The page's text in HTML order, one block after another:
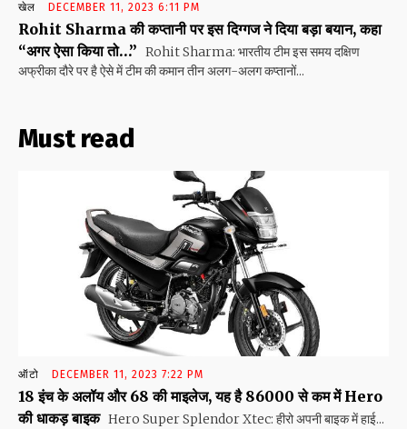
खेल DECEMBER 11, 2023 6:11 PM
Rohit Sharma की कप्तानी पर इस दिग्गज ने दिया बड़ा बयान, कहा
“अगर ऐसा किया तो…” Rohit Sharma: भारतीय टीम इस समय दक्षिण
अफ्रीका दौरे पर है ऐसे में टीम की कमान तीन अलग-अलग कप्तानों...
Must read
ऑटो DECEMBER 11, 2023 7:22 PM
18 इंच के अलॉय और 68 की माइलेज, यह है 86000 से कम में Hero
की धाकड़ बाइक Hero Super Splendor Xtec: हीरो अपनी बाइक में हाई...